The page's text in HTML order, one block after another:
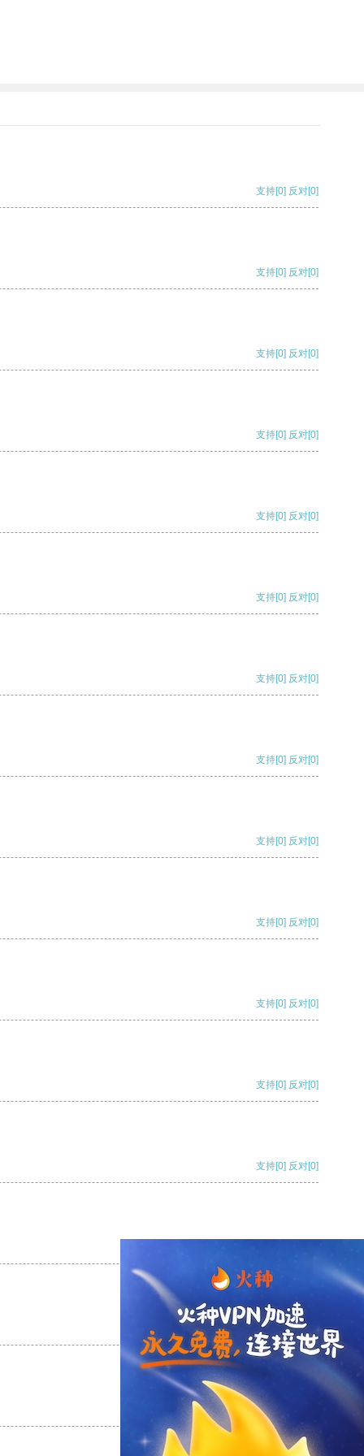
支持[0] 反对[0]
支持[0] 反对[0]
支持[0] 反对[0]
支持[0] 反对[0]
支持[0] 反对[0]
支持[0] 反对[0]
支持[0] 反对[0]
支持[0] 反对[0]
支持[0] 反对[0]
支持[0] 反对[0]
支持[0] 反对[0]
支持[0] 反对[0]
支持[0] 反对[0]
支持 [0] 反对 [0]
支持